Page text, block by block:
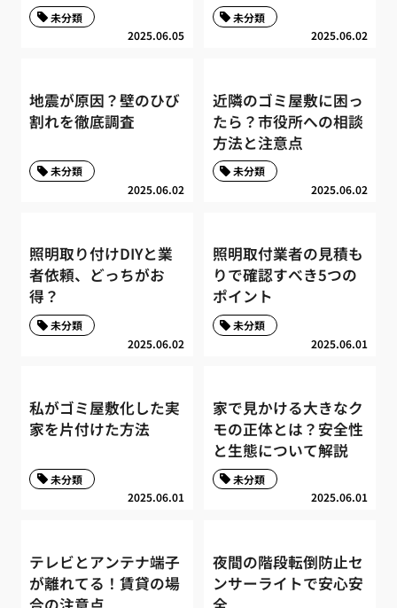
2025.06.05
未分類
2025.06.02
未分類
地震が原因？壁のひび
割れを徹底調査
2025.06.02
未分類
近隣のゴミ屋敷に困っ
たら？市役所への相談
方法と注意点
2025.06.02
未分類
照明取り付けDIYと業
者依頼、どっちがお
得？
2025.06.02
未分類
照明取付業者の見積も
りで確認すべき5つの
ポイント
2025.06.01
未分類
私がゴミ屋敷化した実
家を片付けた方法
2025.06.01
未分類
家で見かける大きなク
モの正体とは？安全性
と生態について解説
2025.06.01
未分類
テレビとアンテナ端子
が離れてる！賃貸の場
夜間の階段転倒防止セ
ンサーライトで安心安